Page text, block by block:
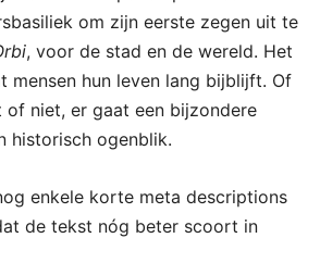
om zijn eerste zegen uit te
, voor de stad en de wereld. Het
mensen hun leven lang bijblijft. Of
of niet, er gaat een bijzondere
historisch ogenblik.
enkele korte meta descriptions
de tekst nóg beter scoort in